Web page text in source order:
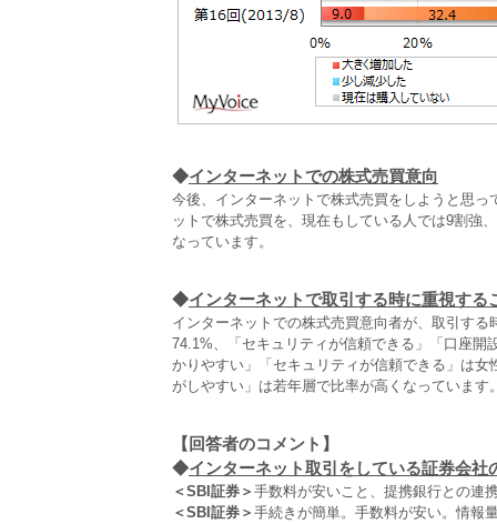
◆インターネットでの株式売買意向
今後、インターネットで株式売買をしようと思
ットで株式売買を、現在もしている人では9割強
なっています。
◆インターネットで取引する時に重視する
インターネットでの株式売買意向者が、取引す
74.1%、「セキュリティが信頼できる」「口座
かりやすい」「セキュリティが信頼できる」は
がしやすい」は若年層で比率が高くなっています
【回答者のコメント】
◆インターネット取引をしている証券会社
＜SBI証券＞ 手数料が安いこと、提携銀行との連
＜SBI証券＞ 手続きが簡単。手数料が安い。情報